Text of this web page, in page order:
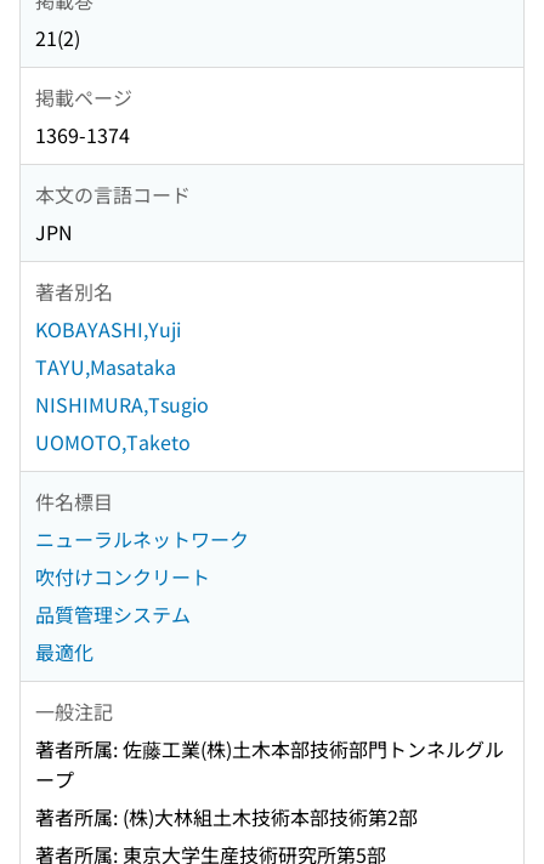
21(2)
掲載ページ
1369-1374
本文の言語コード
JPN
著者別名
KOBAYASHI,Yuji
TAYU,Masataka
NISHIMURA,Tsugio
UOMOTO,Taketo
件名標目
ニューラルネットワーク
吹付けコンクリート
品質管理システム
最適化
一般注記
著者所属: 佐藤工業(株)土木本部技術部門トンネルグル
ープ
著者所属: (株)大林組土木技術本部技術第2部
著者所属: 東京大学生産技術研究所第5部